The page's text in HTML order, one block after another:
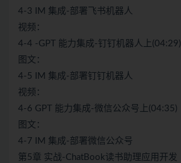
4-3 IM 集成-部署飞书机器人
视频：
4-4 -GPT 能力集成-钉钉机器人上(04:29)
图文：
4-5 IM 集成-部署钉钉机器人
视频：
4-6 GPT 能力集成-微信公众号上(04:35)
图文：
4-7 IM 集成-部署微信公众号
第5章 实战-ChatBook读书助理应用开发